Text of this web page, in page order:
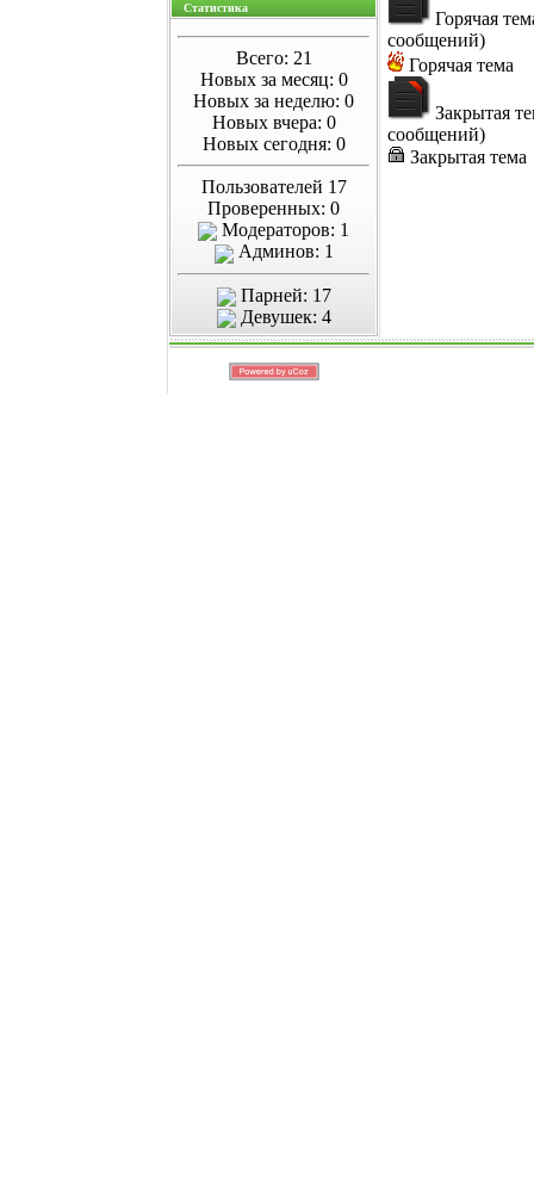
Статистика
Всего: 21
Новых за месяц: 0
Новых за неделю: 0
Новых вчера: 0
Новых сегодня: 0
Пользователей 17
Проверенных: 0
Модераторов: 1
Админов: 1
Парней: 17
Девушек: 4
Горячая
сообщений)
Горячая тема
Закрытая
сообщений)
Закрытая тема